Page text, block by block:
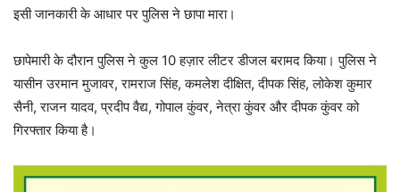
इसी जानकारी के आधार पर पुलिस ने छापा मारा।
छापेमारी के दौरान पुलिस ने कुल 10 हज़ार लीटर डीजल बरामद किया। पुलिस ने
यासीन उरमान मुजावर, रामराज सिंह, कमलेश दीक्षित, दीपक सिंह, लोकेश कुमार
सैनी, राजन यादव, प्रदीप वैद्य, गोपाल कुंवर, नेत्रा कुंवर और दीपक कुंवर को
गिरफ्तार किया है।